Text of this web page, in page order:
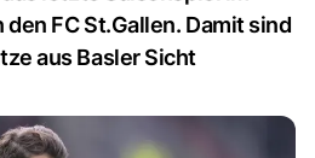
FC St.Gallen. Damit sind
aus Basler Sicht